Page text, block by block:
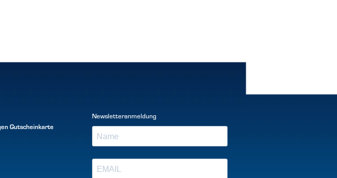
Gutscheinkarte
Newsletteranmeldung